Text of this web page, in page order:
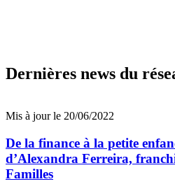
Dernières news du
Mis à jour le 20/06/2022
De la finance à la petite
d’Alexandra Ferreira,
Familles